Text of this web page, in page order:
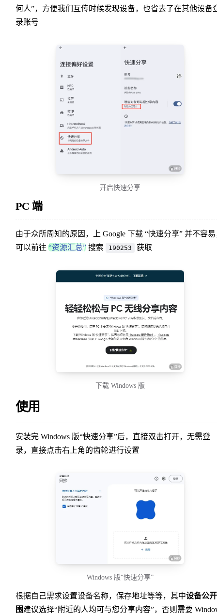
何人”，方便我们互传时候发现设备，也省去了在其他设备
录账号
开启快速分享
PC 端
由于众所周知的原因，上 Google 下载 “快速分享” 并不容
可以前往 “资源汇总” 搜索 190253 获取
下载 Windows 版
使用
安装完 Windows 版“快速分享”后，直接双击打开，无需登
录，直接点击右上角的齿轮进行设置
Windows 版“快速分享”
根据自己需求设置设备名称，保存地址等等，其中设备公
围建议选择“附近的人均可与您分享内容”，否则需要